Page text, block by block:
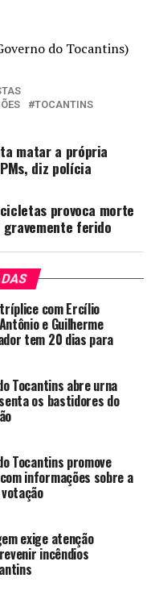
do Tocantins)
TOCANTINS
matar a própria
diz polícia
provoca morte
gravemente ferido
com Ercílio
e Guilherme
tem 20 dias para
Tocantins abre urna
os bastidores do
Tocantins promove
informações sobre a
exige atenção
incêndios